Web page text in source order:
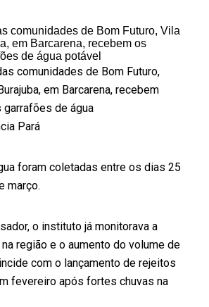
comunidades de Bom Futuro,
em Barcarena, recebem
de água
Pará
foram coletadas entre os dias 25
março.
o instituto já monitorava a
região e o aumento do volume de
com o lançamento de rejeitos
fevereiro após fortes chuvas na